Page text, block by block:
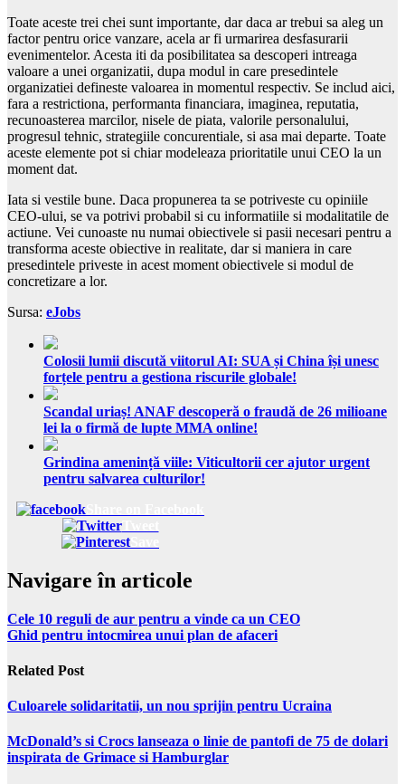
Toate aceste trei chei sunt importante, dar daca ar trebui sa aleg un
factor pentru orice vanzare, acela ar fi urmarirea desfasurarii
evenimentelor. Acesta iti da posibilitatea sa descoperi intreaga
valoare a unei organizatii, dupa modul in care presedintele
organizatiei defineste valoarea in momentul respectiv. Se includ aici,
fara a restrictiona, performanta financiara, imaginea, reputatia,
recunoasterea marcilor, nisele de piata, valorile personalului,
progresul tehnic, strategiile concurentiale, si asa mai departe. Toate
aceste elemente pot si chiar modeleaza prioritatile unui CEO la un
moment dat.
Iata si vestile bune. Daca propunerea ta se potriveste cu opiniile
CEO-ului, se va potrivi probabil si cu informatiile si modalitatile de
actiune. Vei cunoaste nu numai obiectivele si pasii necesari pentru a
transforma aceste obiective in realitate, dar si maniera in care
presedintele priveste in acest moment obiectivele si modul de
concretizare a lor.
Sursa: eJobs
Colosii lumii discută viitorul AI: SUA și China își unesc
forțele pentru a gestiona riscurile globale!
Scandal uriaș! ANAF descoperă o fraudă de 26 milioane
lei la o firmă de lupte MMA online!
Grindina amenință viile: Viticultorii cer ajutor urgent
pentru salvarea culturilor!
Tweet
Navigare în articole
Cele 10 reguli de aur pentru a vinde ca un CEO
Ghid pentru intocmirea unui plan de afaceri
Related Post
Culoarele solidaritatii, un nou sprijin pentru Ucraina
McDonald’s si Crocs lanseaza o linie de pantofi de 75 de dolari
inspirata de Grimace si Hamburglar